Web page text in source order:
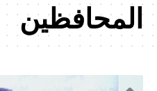
المحافظين